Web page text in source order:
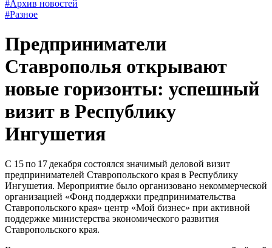
#Архив новостей
#Разное
Предприниматели
Ставрополья открывают
новые горизонты: успешный
визит в Республику
Ингушетия
С 15 по 17 декабря состоялся значимый деловой визит
предпринимателей Ставропольского края в Республику
Ингушетия. Мероприятие было организовано некоммерческой
организацией «Фонд поддержки предпринимательства
Ставропольского края» центр «Мой бизнес» при активной
поддержке министерства экономического развития
Ставропольского края.